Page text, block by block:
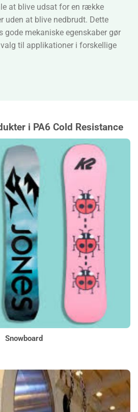
at blive udsat for en række
uden at blive nedbrudt. Dette
gode mekaniske egenskaber gør
til applikationer i forskellige
i PA6 Cold Resistance
Snowboard